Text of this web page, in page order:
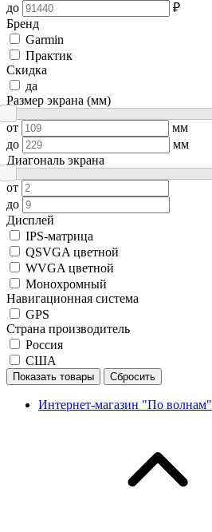
до
₽
Бренд
Garmin
Практик
Скидка
да
Размер экрана (мм)
от
мм
до
мм
Диагональ экрана
от
до
Дисплей
IPS-матрица
QSVGA цветной
WVGA цветной
Монохромный
Навигационная система
GPS
Страна производитель
Россия
США
Показать товары Сбросить
Интернет-магазин "По волнам"